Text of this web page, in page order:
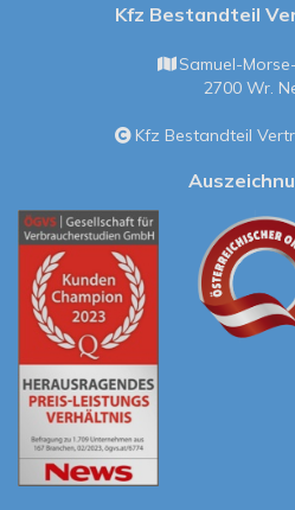
Kfz Bestandteil
Samuel-
2700 Wr.
Kfz Bestandteil